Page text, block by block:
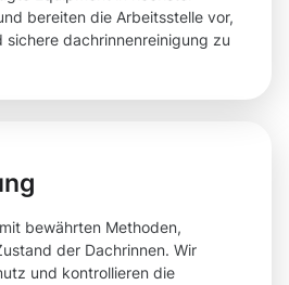
bereiten die Arbeitsstelle vor,
sichere dachrinnenreinigung zu
bewährten Methoden,
der Dachrinnen. Wir
und kontrollieren die